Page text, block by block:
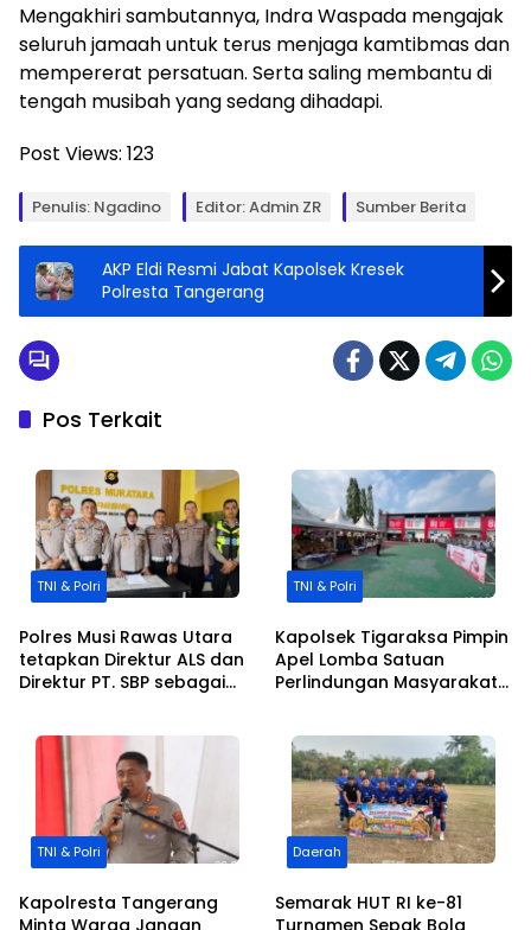
Mengakhiri sambutannya, Indra Waspada mengajak
seluruh jamaah untuk terus menjaga kamtibmas dan
mempererat persatuan. Serta saling membantu di
tengah musibah yang sedang dihadapi.
Post Views: 123
Penulis: Ngadino Editor: Admin ZR Sumber Berita
AKP Eldi Resmi Jabat Kapolsek Kresek
Polresta Tangerang
Pos Terkait
TNI & Polri
Polres Musi Rawas Utara
tetapkan Direktur ALS dan
Direktur PT. SBP sebagai
TNI & Polri
Kapolsek Tigaraksa Pimpin
Apel Lomba Satuan
Perlindungan Masyarakat
TNI & Polri
Kapolresta Tangerang
Minta Warga Jangan
Daerah
Semarak HUT RI ke-81
Turnamen Sepak Bola